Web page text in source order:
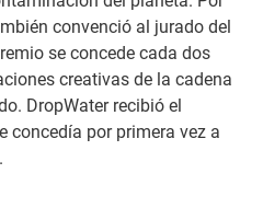
convenció al jurado del
se concede cada dos
creativas de la cadena
DropWater recibió el
concedía por primera vez a